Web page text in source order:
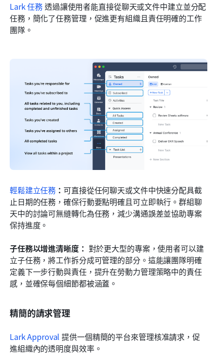
Lark 任務 透過讓使用者能直接從聊天或文件中建立並分配
任務，簡化了任務管理，促進更有組織且責任明確的工作
團隊。
輕鬆建立任務 ： 可直接從任何聊天或文件中快速分配具截
止日期的任務，確保行動要點明確且可立即執行。群組聊
天中的討論可無縫轉化為任務，減少溝通誤差並協助專案
保持進度。
子任務以增進清晰度： 對於更大型的專案，使用者可以建
立子任務，將工作拆分成可管理的部分。這能讓團隊明確
定義下一步行動與責任，提升在勞動力管理策略中的責任
感，並確保每個細節都被涵蓋。
精簡的請求管理
Lark Approval 提供一個精簡的平台來管理核准請求，促
進組織內的透明度與效率。